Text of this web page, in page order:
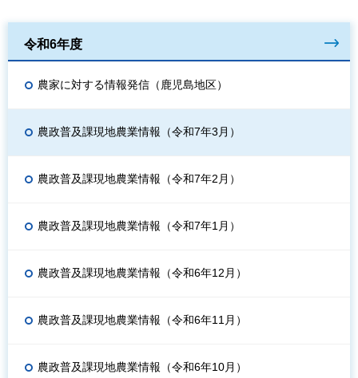
令和6年度
農家に対する情報発信（鹿児島地区）
農政普及課現地農業情報（令和7年3月）
農政普及課現地農業情報（令和7年2月）
農政普及課現地農業情報（令和7年1月）
農政普及課現地農業情報（令和6年12月）
農政普及課現地農業情報（令和6年11月）
農政普及課現地農業情報（令和6年10月）